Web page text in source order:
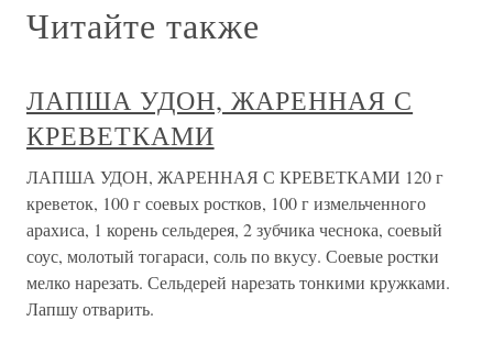
Читайте также
ЛАПША УДОН, ЖАРЕННАЯ С
КРЕВЕТКАМИ
ЛАПША УДОН, ЖАРЕННАЯ С КРЕВЕТКАМИ 120 г
креветок, 100 г соевых ростков, 100 г измельченного
арахиса, 1 корень сельдерея, 2 зубчика чеснока, соевый
соус, молотый тогараси, соль по вкусу. Соевые ростки
мелко нарезать. Сельдерей нарезать тонкими кружками.
Лапшу отварить.